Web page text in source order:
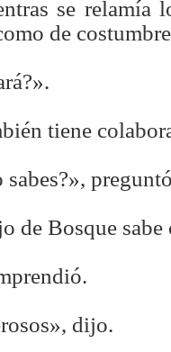
se
de
tiene
de Bosque sabe
dijo.